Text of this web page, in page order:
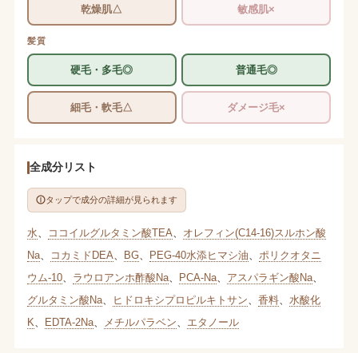
乾燥肌△ 敏感肌×
髪質
硬毛・多毛◎ 普通毛◎
細毛・軟毛△ ダメージ毛×
全成分リスト
タップで成分の詳細が見られます
水 ココイルグルタミン酸TEA
オレフィン(C14-16)スルホン酸
Na、 コカミドDEA BG、 PEG-40水添ヒマシ油
ポリクオタニ
ウム-10、 ラウロアンホ酢酸Na、 PCA-Na、 アスパラギン酸Na、
グルタミン酸Na、 ヒドロキシプロピルキトサン 香料、 水酸化
K
EDTA-2Na、 メチルパラベン エタノール